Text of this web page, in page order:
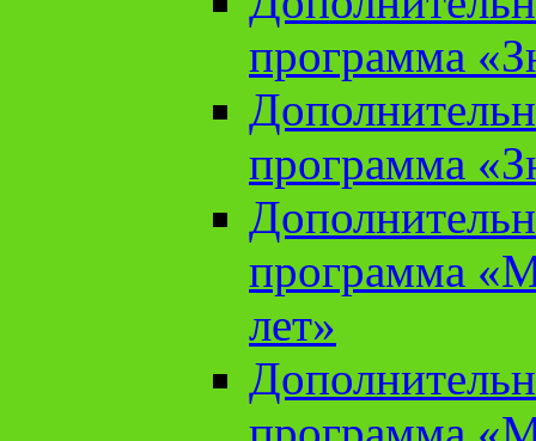
программа
программа
программа
лет»